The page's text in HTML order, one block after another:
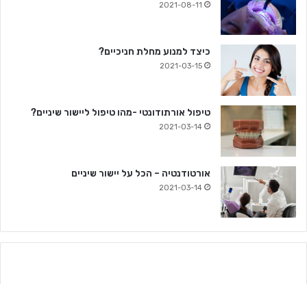
2021-08-11
כיצד למנוע מחלת חניכיים?
2021-03-15
טיפול אורתודונטי -מהו טיפול ליישור שיניים?
2021-03-14
אורטודנטיה – הכל על יישור שיניים
2021-03-14